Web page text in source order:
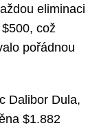
eliminaci
což
pořádnou
Dalibor Dula,
$1.882